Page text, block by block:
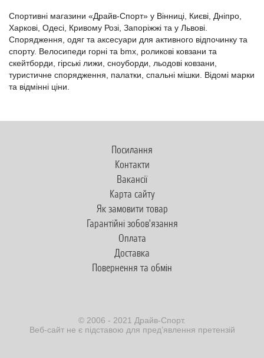
Спортивні магазини «Драйв-Спорт» у Вінниці, Києві, Дніпро,
Харкові, Одесі, Кривому Розі, Запоріжжі та у Львові.
Спорядження, одяг та аксесуари для активного відпочинку та
спорту. Велосипеди горні та bmx, роликові ковзани та
скейтборди, гірські лижи, сноуборди, льодові ковзани,
туристичне спорядження, палатки, спальні мішки. Відомі марки
та відмінні ціни.
Посилання
Контакти
Вакансії
Карта сайту
Як замовити товар
Гарантійні зобов'язання
Оплата
Доставка
Повернення та обмін
© 2006 - 2021 Драйв-Спорт.
Веб-сайт не є підставою для пред’явлення претензій